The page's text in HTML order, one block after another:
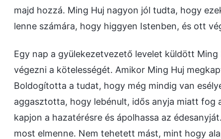
majd hozzá. Ming Huj nagyon jól tudta, hogy
lenne számára, hogy higgyen Istenben, és ott
Egy nap a gyülekezetvezető levelet küldött
végezni a kötelességét. Amikor Ming Huj
Boldogította a tudat, hogy még mindig van
aggasztotta, hogy lebénult, idős anyja miatt fog
kapjon a hazatérésre és ápolhassa az
most elmenne. Nem tehetett mást, mint hogy